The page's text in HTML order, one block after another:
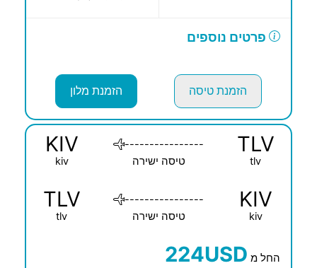
פרטים נוספים
הזמנת טיסה הזמנת מלון
TLV
tlv
----------------
טיסה ישירה
KIV
kiv
KIV
kiv
----------------
טיסה ישירה
TLV
tlv
החל מ 224USD